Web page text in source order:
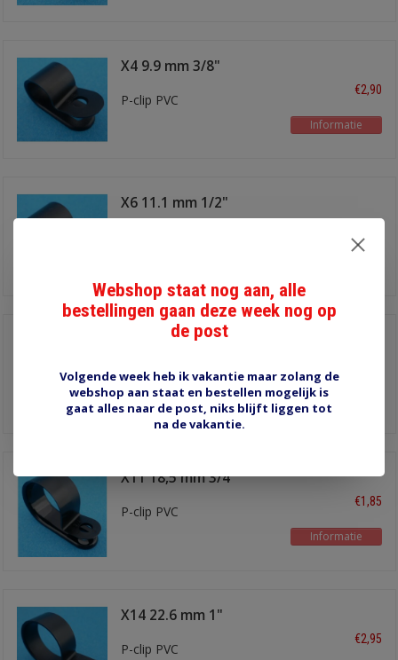
X4 9.9 mm 3/8"
P-clip PVC
€2,90
Informatie
X6 11.1 mm 1/2"
X8 15.5 mm 5/8"
P-clip PVC
Informatie
X11 18,5 mm 3/4"
P-clip PVC
€1,85
Informatie
X14 22.6 mm 1"
P-clip PVC
€2,95
Webshop staat nog aan, alle
bestellingen gaan deze week nog op
de post
Volgende week heb ik vakantie maar zolang de
webshop aan staat en bestellen mogelijk is
gaat alles naar de post, niks blijft liggen tot
na de vakantie.